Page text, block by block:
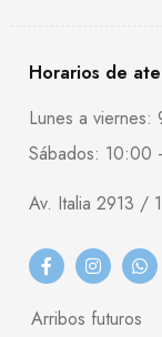
Horarios de
Lunes a
Sábados: 10:00
Av. Italia 2913 /
Arribos futuros